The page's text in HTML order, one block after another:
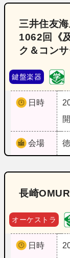
三井住友
1062回《
ク＆コン
鍵盤楽器
日時
会場
長崎
オーケストラ
日時